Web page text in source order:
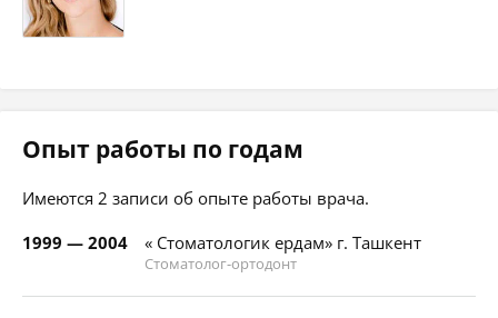
Опыт работы по годам
Имеются 2 записи об опыте работы врача.
1999 — 2004
« Стоматологик ердам» г. Ташкент
Стоматолог-ортодонт